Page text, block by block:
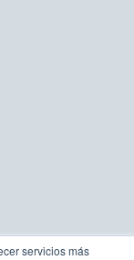
servicios más